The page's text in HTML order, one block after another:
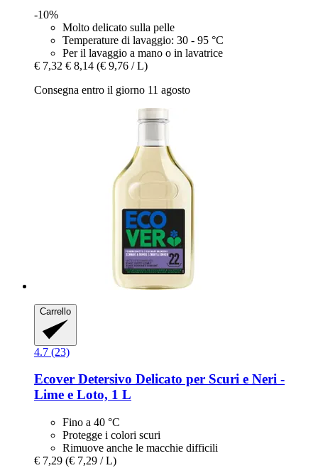
-10%
Molto delicato sulla pelle
Temperature di lavaggio: 30 - 95 °C
Per il lavaggio a mano o in lavatrice
€ 7,32 € 8,14 (€ 9,76 / L)
Consegna entro il giorno 11 agosto
Carrello
4.7 (23)
Ecover Detersivo Delicato per Scuri e Neri -​
Lime e Loto, 1 L
Fino a 40 °C
Protegge i colori scuri
Rimuove anche le macchie difficili
€ 7,29 (€ 7,29 / L)